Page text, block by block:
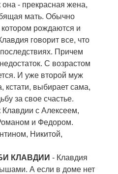
она - прекрасная жена,
мать. Обычно
котором рождаются и
говорит все, что
Причем
С возрастом
И уже второй муж
кстати, выбирает сама,
за свое счастье.
с Алексеем,
и Федором.
Никитой,
КЛАВДИИ - Клавдия
А если в доме нет